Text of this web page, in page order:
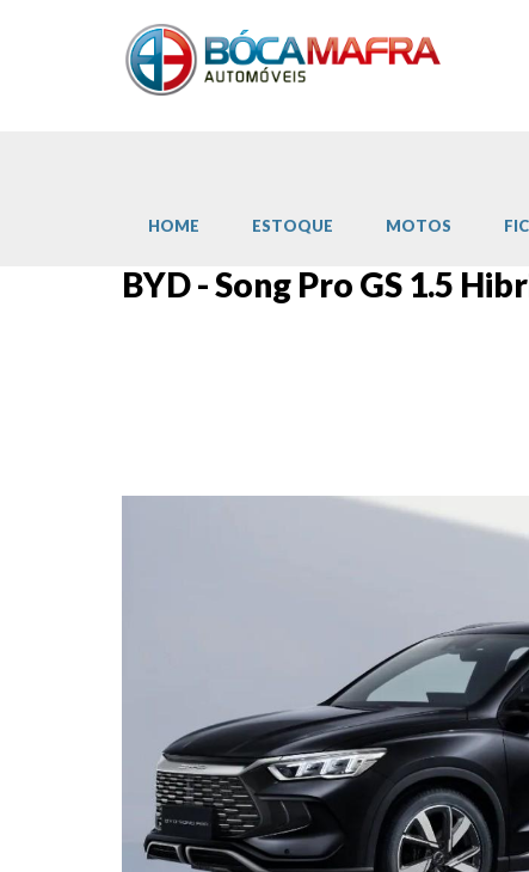
HOME ESTOQUE MOTOS
BYD - Song Pro GS 1.5